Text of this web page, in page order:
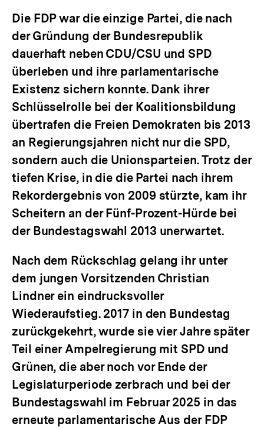
Die FDP war die einzige Partei, die nach
der Gründung der Bundesrepublik
dauerhaft neben CDU/CSU und SPD
überleben und ihre parlamentarische
Existenz sichern konnte. Dank ihrer
Schlüsselrolle bei der Koalitionsbildung
übertrafen die Freien Demokraten bis 2013
an Regierungsjahren nicht nur die SPD,
sondern auch die Unionsparteien. Trotz der
tiefen Krise, in die die Partei nach ihrem
Rekordergebnis von 2009 stürzte, kam ihr
Scheitern an der Fünf-Prozent-Hürde bei
der Bundestagswahl 2013 unerwartet.
Nach dem Rückschlag gelang ihr unter
dem jungen Vorsitzenden Christian
Lindner ein eindrucksvoller
Wiederaufstieg. 2017 in den Bundestag
zurückgekehrt, wurde sie vier Jahre später
Teil einer Ampelregierung mit SPD und
Grünen, die aber noch vor Ende der
Legislaturperiode zerbrach und bei der
Bundestagswahl im Februar 2025 in das
erneute parlamentarische Aus der FDP